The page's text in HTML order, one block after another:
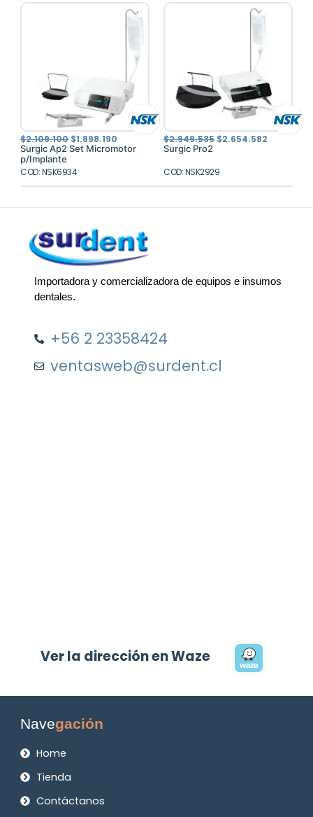
$2.109.100 El
precio
original
$2.109.100.
$1.898.190
precio
actual
$1.898.190.
Surgic Ap2 Set Micromotor
p/Implante
COD: NSK6934
$2.949.535 El
precio
$2.949.535.
$2.654.582
Surgic Pro2
COD: NSK2929
Importadora y comercializadora de equipos e insumos
dentales.
+56 2 23358424
ventasweb@surdent.cl
Ver la dirección en Waze
Navegación
Home
Tienda
Contáctanos